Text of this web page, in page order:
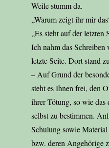
Weile stumm da.
„Warum zeigt ihr mir
„Es steht auf der letzten
Ich nahm das
letzte Seite. Dort stand
– Auf Grund der
steht es Ihnen frei, den
ihrer Tötung, so wie das
selbst zu bestimmen.
Schulung sowie
bzw. deren Angehörige